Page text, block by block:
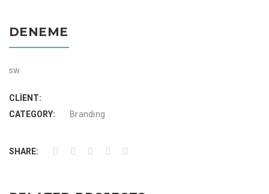
DENEME
sw
CLIENT:
CATEGORY:
Branding
SHARE: